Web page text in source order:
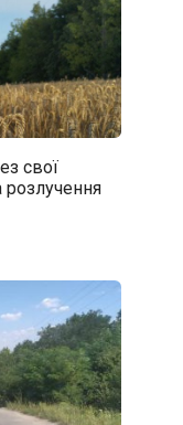
свої
розлучення